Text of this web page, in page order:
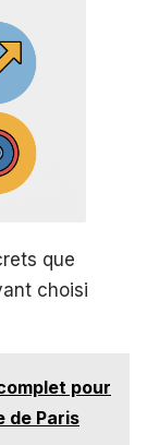
que
choisi
pour
de Paris